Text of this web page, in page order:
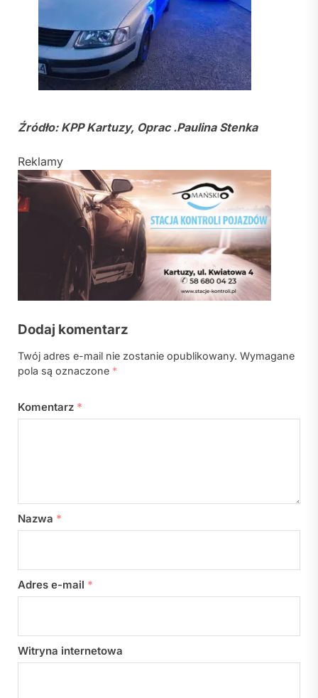
Źródło: KPP Kartuzy, Oprac .Paulina Stenka
Reklamy
Dodaj komentarz
Twój adres e-mail nie zostanie opublikowany. Wymagane
pola są oznaczone *
Komentarz *
Nazwa *
Adres e-mail *
Witryna internetowa